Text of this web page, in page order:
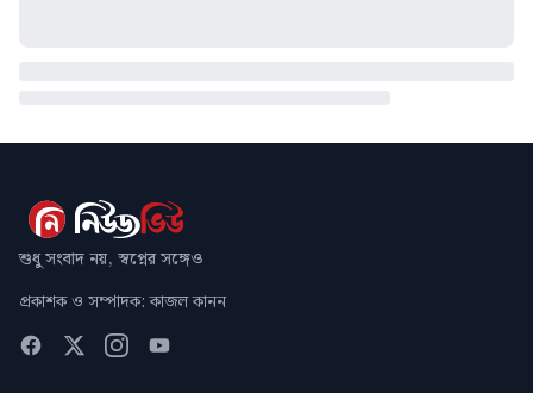
শুধু সংবাদ নয়, স্বপ্নের সঙ্গেও
প্রকাশক ও সম্পাদক: কাজল কানন